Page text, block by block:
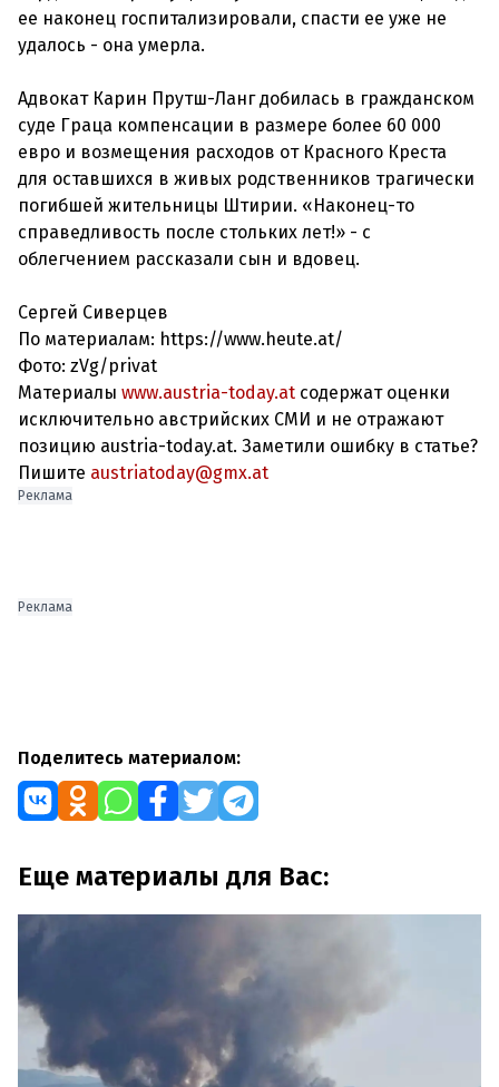
ее наконец госпитализировали, спасти ее уже не
удалось - она умерла.
Адвокат Карин Прутш-Ланг добилась в гражданском
суде Граца компенсации в размере более 60 000
евро и возмещения расходов от Красного Креста
для оставшихся в живых родственников трагически
погибшей жительницы Штирии. «Наконец-то
справедливость после стольких лет!» - с
облегчением рассказали сын и вдовец.
Сергей Сиверцев
По материалам: https://www.heute.at/
Фото: zVg/privat
Материалы www.austria-today.at содержат оценки
исключительно австрийских СМИ и не отражают
позицию austria-today.at. Заметили ошибку в статье?
Пишите austriatoday@gmx.at
Реклама
Реклама
Поделитесь материалом:
Еще материалы для Вас: